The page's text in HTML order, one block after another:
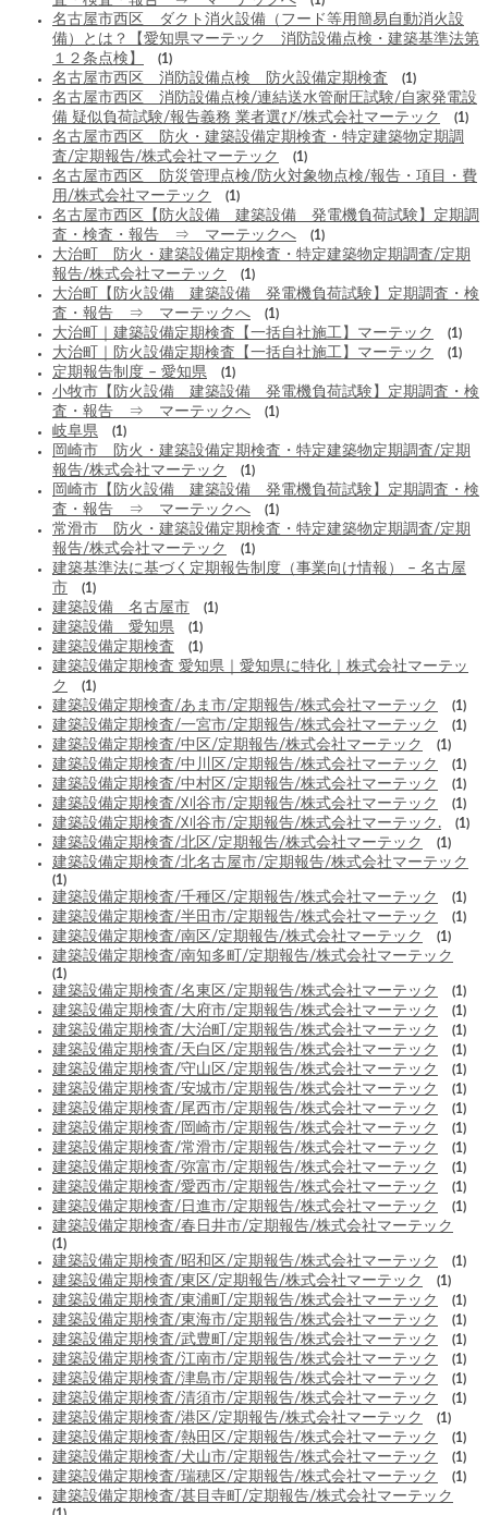
名古屋市西区 ダクト消火設備（フード等用簡易自動消火設
備）とは？【愛知県マーテック 消防設備点検・建築基準法第
１２条点検】
(1)
名古屋市西区 消防設備点検 防火設備定期検査 (1)
名古屋市西区 消防設備点検/連結送水管耐圧試験/自家発電設
備 疑似負荷試験/報告義務 業者選び/株式会社マーテック
(1)
名古屋市西区 防火・建築設備定期検査・特定建築物定期調
査/定期報告/株式会社マーテック
(1)
名古屋市西区 防災管理点検/防火対象物点検/報告・項目・費
用/株式会社マーテック
(1)
名古屋市西区【防火設備 建築設備 発電機負荷試験】定期調
査・検査・報告 ⇒ マーテックへ
(1)
大治町 防火・建築設備定期検査・特定建築物定期調査/定期
報告/株式会社マーテック
(1)
大治町【防火設備 建築設備 発電機負荷試験】定期調査・検
査・報告 ⇒ マーテックへ
(1)
大治町｜建築設備定期検査【一括自社施工】マーテック (1)
大治町｜防火設備定期検査【一括自社施工】マーテック (1)
定期報告制度 – 愛知県 (1)
小牧市【防火設備 建築設備 発電機負荷試験】定期調査・検
査・報告 ⇒ マーテックへ
(1)
岐阜県 (1)
岡崎市 防火・建築設備定期検査・特定建築物定期調査/定期
報告/株式会社マーテック
(1)
岡崎市【防火設備 建築設備 発電機負荷試験】定期調査・検
査・報告 ⇒ マーテックへ
(1)
常滑市 防火・建築設備定期検査・特定建築物定期調査/定期
報告/株式会社マーテック
(1)
建築基準法に基づく定期報告制度（事業向け情報） – 名古屋
市
(1)
建築設備 名古屋市 (1)
建築設備 愛知県 (1)
建築設備定期検査 (1)
建築設備定期検査 愛知県｜愛知県に特化｜株式会社マーテッ
ク
(1)
建築設備定期検査/あま市/定期報告/株式会社マーテック (1)
建築設備定期検査/一宮市/定期報告/株式会社マーテック (1)
建築設備定期検査/中区/定期報告/株式会社マーテック (1)
建築設備定期検査/中川区/定期報告/株式会社マーテック (1)
建築設備定期検査/中村区/定期報告/株式会社マーテック (1)
建築設備定期検査/刈谷市/定期報告/株式会社マーテック (1)
建築設備定期検査/刈谷市/定期報告/株式会社マーテック. (1)
建築設備定期検査/北区/定期報告/株式会社マーテック (1)
建築設備定期検査/北名古屋市/定期報告/株式会社マーテック
(1)
建築設備定期検査/千種区/定期報告/株式会社マーテック (1)
建築設備定期検査/半田市/定期報告/株式会社マーテック (1)
建築設備定期検査/南区/定期報告/株式会社マーテック (1)
建築設備定期検査/南知多町/定期報告/株式会社マーテック
(1)
建築設備定期検査/名東区/定期報告/株式会社マーテック (1)
建築設備定期検査/大府市/定期報告/株式会社マーテック (1)
建築設備定期検査/大治町/定期報告/株式会社マーテック (1)
建築設備定期検査/天白区/定期報告/株式会社マーテック (1)
建築設備定期検査/守山区/定期報告/株式会社マーテック (1)
建築設備定期検査/安城市/定期報告/株式会社マーテック (1)
建築設備定期検査/尾西市/定期報告/株式会社マーテック (1)
建築設備定期検査/岡崎市/定期報告/株式会社マーテック (1)
建築設備定期検査/常滑市/定期報告/株式会社マーテック (1)
建築設備定期検査/弥富市/定期報告/株式会社マーテック (1)
建築設備定期検査/愛西市/定期報告/株式会社マーテック (1)
建築設備定期検査/日進市/定期報告/株式会社マーテック (1)
建築設備定期検査/春日井市/定期報告/株式会社マーテック
(1)
建築設備定期検査/昭和区/定期報告/株式会社マーテック (1)
建築設備定期検査/東区/定期報告/株式会社マーテック (1)
建築設備定期検査/東浦町/定期報告/株式会社マーテック (1)
建築設備定期検査/東海市/定期報告/株式会社マーテック (1)
建築設備定期検査/武豊町/定期報告/株式会社マーテック (1)
建築設備定期検査/江南市/定期報告/株式会社マーテック (1)
建築設備定期検査/津島市/定期報告/株式会社マーテック (1)
建築設備定期検査/清須市/定期報告/株式会社マーテック (1)
建築設備定期検査/港区/定期報告/株式会社マーテック (1)
建築設備定期検査/熱田区/定期報告/株式会社マーテック (1)
建築設備定期検査/犬山市/定期報告/株式会社マーテック (1)
建築設備定期検査/瑞穂区/定期報告/株式会社マーテック (1)
建築設備定期検査/甚目寺町/定期報告/株式会社マーテック